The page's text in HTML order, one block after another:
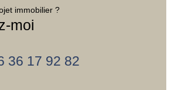
immobilier ?
moi
36 17 92 82